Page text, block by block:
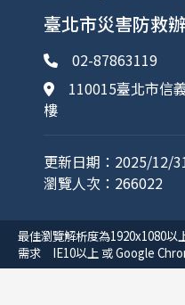
臺北市災害防救
02-87863119
110015臺北市信
樓
更新日期：2025/12/
瀏覽人次：266022
最佳瀏覽解析度為1920x1080以
需求 IE10以上 或 Google